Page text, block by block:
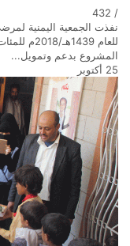
/
432
نفذت الجمعية اليمنية
للعام
المشروع بدعم وتمويل...
25 أكتوبر